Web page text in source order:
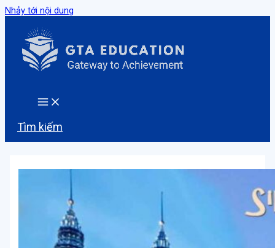
Nhảy tới nội dung
Tìm kiếm